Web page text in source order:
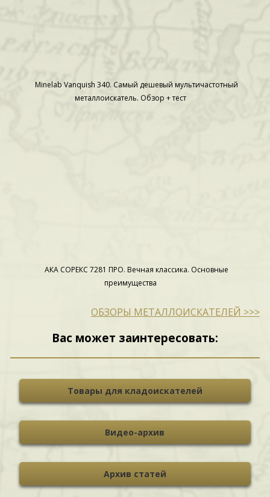
Minelab Vanquish 340. Самый дешевый мультичастотный
металлоискатель. Обзор + тест
АКА СОРЕКС 7281 ПРО. Вечная классика. Основные
преимущества
ОБЗОРЫ МЕТАЛЛОИСКАТЕЛЕЙ >>>
Вас может заинтересовать:
Товары для кладоискателей
Видео-архив
Архив статей